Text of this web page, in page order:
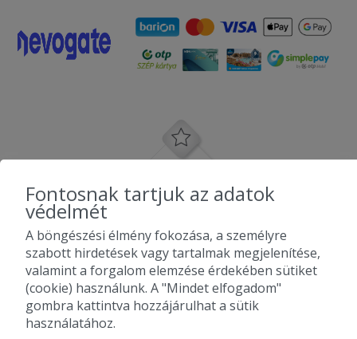
Fontosnak tartjuk az adatok
védelmét
A böngészési élmény fokozása, a személyre
szabott hirdetések vagy tartalmak megjelenítése,
valamint a forgalom elemzése érdekében sütiket
(cookie) használunk. A "Mindet elfogadom"
gombra kattintva hozzájárulhat a sütik
használatához.